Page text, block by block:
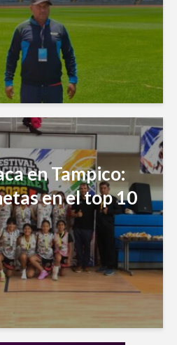
en Tampico:
en el top 10